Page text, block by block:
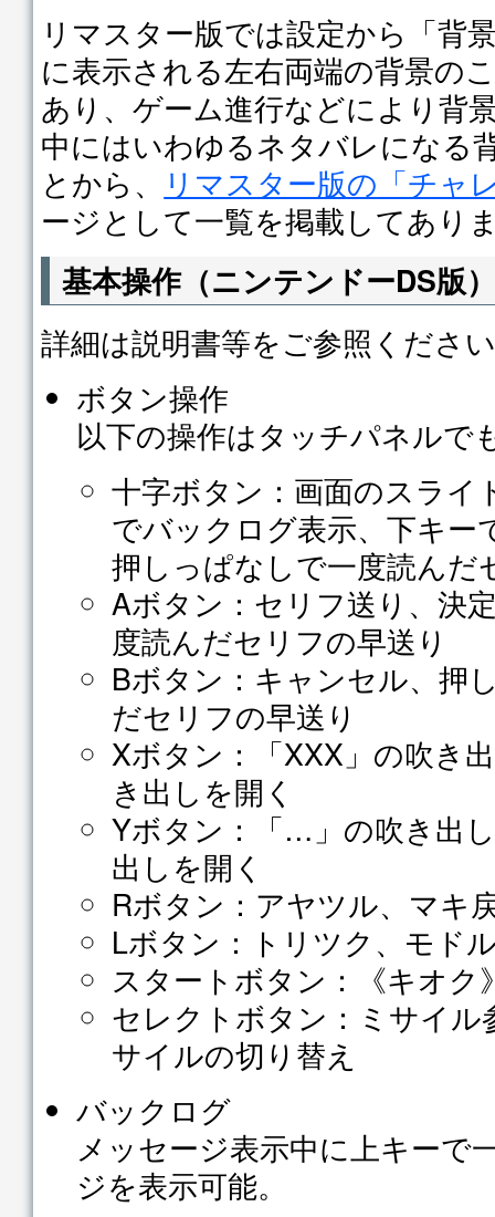
リマスター版では設定から「背
に表示される左右両端の背景の
あり、ゲーム進行などにより背
中にはいわゆるネタバレになる
とから、
リマスター版の「チャ
ージとして一覧を掲載してあり
基本操作（ニンテンドーDS版
詳細は説明書等をご参照くださ
ボタン操作
以下の操作はタッチパネルで
十字ボタン：画面のスライ
でバックログ表示、下キー
押しっぱなしで一度読んだ
Aボタン：セリフ送り、決
度読んだセリフの早送り
Bボタン：キャンセル、押
だセリフの早送り
Xボタン：「XXX」の吹き
き出しを開く
Yボタン：「…」の吹き出
出しを開く
Rボタン：アヤツル、マキ
Lボタン：トリツク、モド
スタートボタン：《キオク
セレクトボタン：ミサイ
サイルの切り替え
バックログ
メッセージ表示中に上キーで
ジを表示可能。